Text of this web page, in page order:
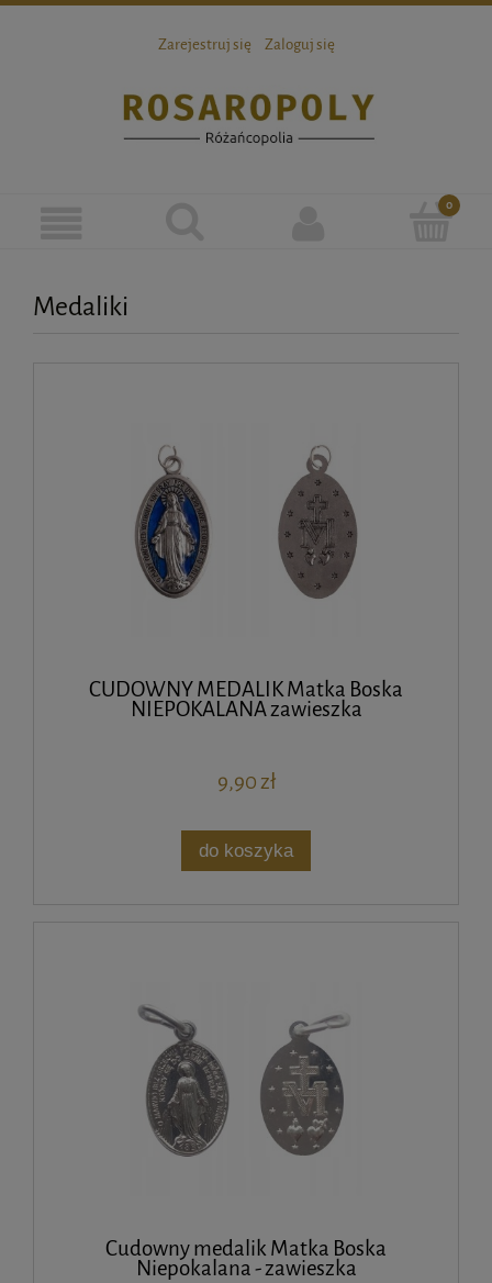
Zarejestruj się Zaloguj się
Medaliki
CUDOWNY MEDALIK Matka Boska
NIEPOKALANA zawieszka
9,90 zł
do koszyka
Cudowny medalik Matka Boska
Niepokalana - zawieszka